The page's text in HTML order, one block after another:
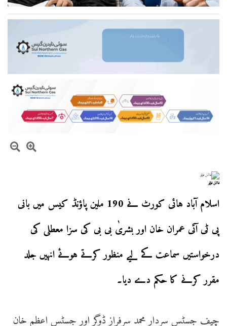
فائل فوٹو
اسلام آباد ہائی کورٹ نے 190 ملین پاؤنڈ کیس میں بانی
پی ٹی آئی عمران خان اور بشریٰ بی بی کی سزا معطلی کی
درخواستیں سماعت کے لیے منظور کرتے ہوئے انہیں جلد
مقرر کرنے کا حکم دے دیا۔
چیف جسٹس سردار محمد سرفراز ڈوگر اور جسٹس اعظم خان